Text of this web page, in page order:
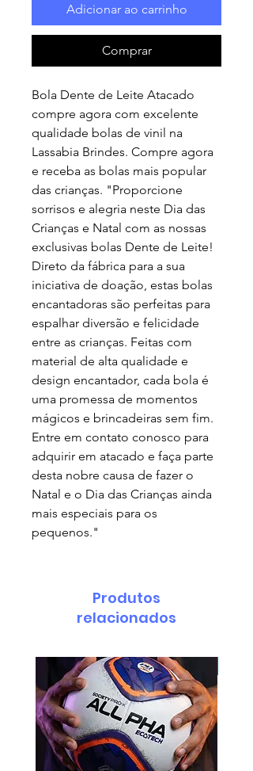
Adicionar ao carrinho
Comprar
Bola Dente de Leite Atacado
compre agora com excelente
qualidade bolas de vinil na
Lassabia Brindes. Compre agora
e receba as bolas mais popular
das crianças. "Proporcione
sorrisos e alegria neste Dia das
Crianças e Natal com as nossas
exclusivas bolas Dente de Leite!
Direto da fábrica para a sua
iniciativa de doação, estas bolas
encantadoras são perfeitas para
espalhar diversão e felicidade
entre as crianças. Feitas com
material de alta qualidade e
design encantador, cada bola é
uma promessa de momentos
mágicos e brincadeiras sem fim.
Entre em contato conosco para
adquirir em atacado e faça parte
desta nobre causa de fazer o
Natal e o Dia das Crianças ainda
mais especiais para os
pequenos."
Produtos
relacionados